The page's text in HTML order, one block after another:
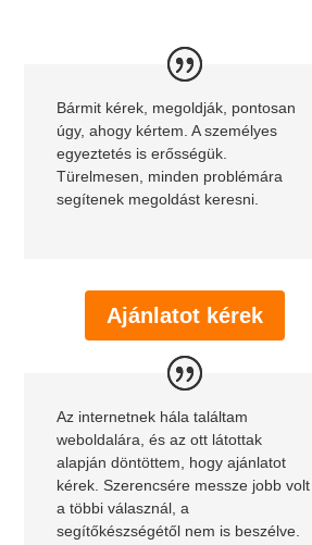
Bármit kérek, megoldják, pontosan
úgy, ahogy kértem. A személyes
egyeztetés is erősségük.
Türelmesen, minden problémára
segítenek megoldást keresni.
Ajánlatot kérek
Az internetnek hála találtam
weboldalára, és az ott látottak
alapján döntöttem, hogy ajánlatot
kérek. Szerencsére messze jobb volt
a többi válasznál, a
segítőkészségétől nem is beszélve.